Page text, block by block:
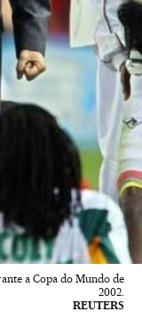
a Copa do Mundo de
2002.
REUTERS